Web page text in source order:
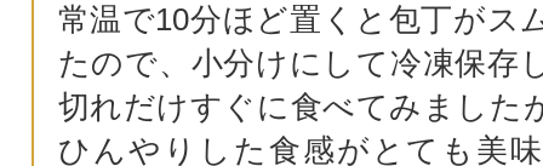
常温で10分ほど置くと包丁がス
たので、小分けにして冷凍保存
切れだけすぐに食べてみました
ひんやりした食感がとても美